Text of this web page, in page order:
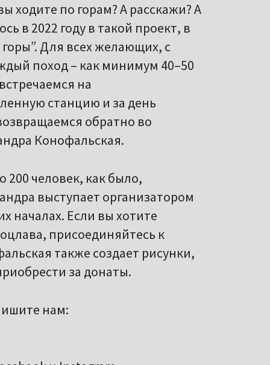
ходите по горам? А расскажи? А
в 2022 году в такой проект, в
Для всех желающих, с
поход – как минимум 40–50
на
станцию и за день
обратно во
Конофальская.
200 человек, как было,
выступает организатором
началах. Если вы хотите
присоединяйтесь к
также создает рисунки,
за донаты.
нам: